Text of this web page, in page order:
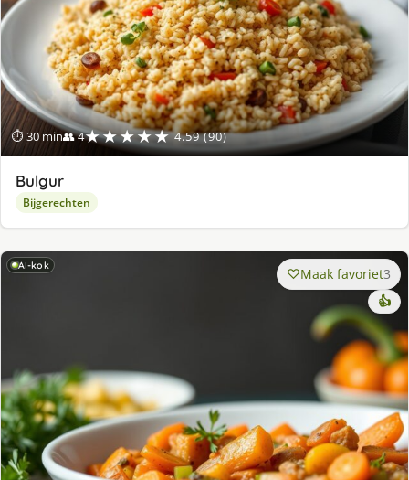
⏱ 30 min👥 4★★★★★ 4.59 (90)
Bulgur
Bijgerechten
AI-kok Maak favoriet3
👍